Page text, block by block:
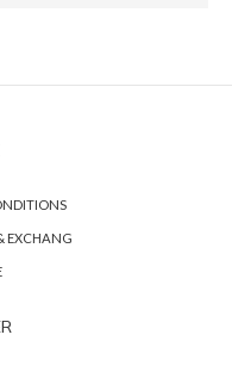
EXCHANG